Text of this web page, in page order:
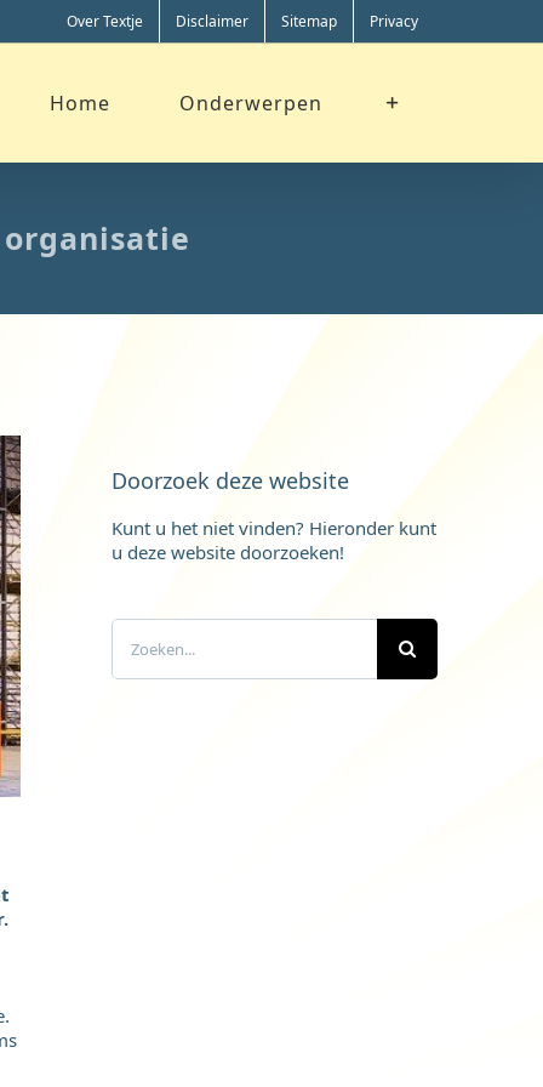
Over Textje Disclaimer Sitemap Privacy
Home Onderwerpen
Doorzoek deze website
Kunt u het niet vinden? Hieronder kunt
u deze website doorzoeken!
Zoeken
naar: